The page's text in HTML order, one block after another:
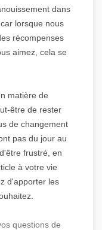
dans
lorsque nous
récompenses
aimez, cela se
matière de
être de rester
de changement
pas du jour au
frustré, en
à votre vie
d'apporter les
questions de